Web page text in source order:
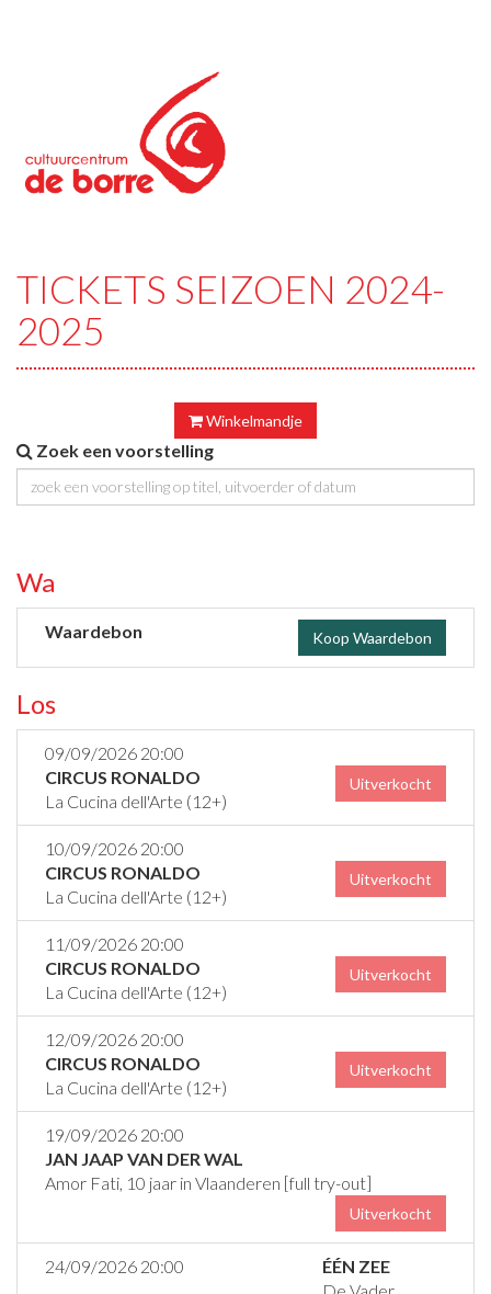
TICKETS SEIZOEN 2024-
2025
Winkelmandje
Zoek een voorstelling
Waardebonnen
Waardebon Koop Waardebon
Losse tickets
09/09/2026 20:00
CIRCUS RONALDO
La Cucina dell'Arte (12+)
Uitverkocht
10/09/2026 20:00
CIRCUS RONALDO
La Cucina dell'Arte (12+)
Uitverkocht
11/09/2026 20:00
CIRCUS RONALDO
La Cucina dell'Arte (12+)
Uitverkocht
12/09/2026 20:00
CIRCUS RONALDO
La Cucina dell'Arte (12+)
Uitverkocht
19/09/2026 20:00
JAN JAAP VAN DER WAL
Amor Fati, 10 jaar in Vlaanderen [full try-out]
Uitverkocht
24/09/2026 20:00
ÉÉN ZEE
De Vader